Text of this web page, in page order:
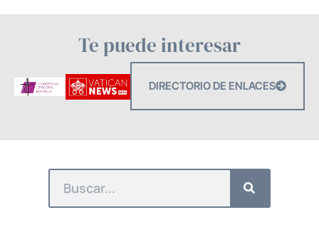
Te puede interesar
DIRECTORIO DE ENLACES